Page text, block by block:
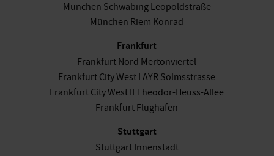
München Schwabing Leopoldstraße
München Riem Konrad
Frankfurt
Frankfurt Nord Mertonviertel
Frankfurt City West I AYR Solmsstrasse
Frankfurt City West II Theodor-Heuss-Allee
Frankfurt Flughafen
Stuttgart
Stuttgart Innenstadt